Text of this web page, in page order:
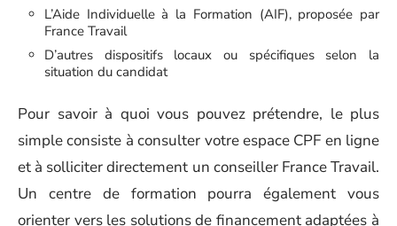
L’Aide Individuelle à la Formation (AIF), proposée par
France Travail
D’autres dispositifs locaux ou spécifiques selon la
situation du candidat
Pour savoir à quoi vous pouvez prétendre, le plus
simple consiste à consulter votre espace CPF en ligne
et à solliciter directement un conseiller France Travail.
Un centre de formation pourra également vous
orienter vers les solutions de financement adaptées à